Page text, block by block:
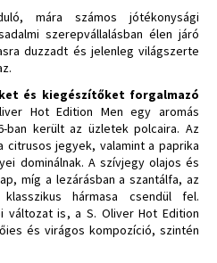
mára számos jótékonysági
szerepvállalásban élen járó
duzzadt és jelenleg világszerte
és kiegészítőket forgalmazó
Hot Edition Men egy aromás
ban került az üzletek polcaira. Az
jegyek, valamint a paprika
dominálnak. A szívjegy olajos és
míg a lezárásban a szantálfa, az
hármasa csendül fel.
változat is, a S. Oliver Hot Edition
és virágos kompozíció, szintén